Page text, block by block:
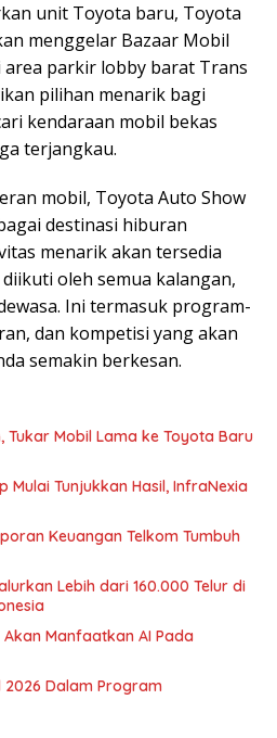
unit Toyota baru, Toyota
menggelar Bazaar Mobil
area parkir lobby barat Trans
pilihan menarik bagi
kendaraan mobil bekas
terjangkau.
mobil, Toyota Auto Show
destinasi hiburan
menarik akan tersedia
oleh semua kalangan,
Ini termasuk program-
dan kompetisi yang akan
semakin berkesan.
Tukar Mobil Lama ke Toyota Baru
Mulai Tunjukkan Hasil, InfraNexia
Keuangan Telkom Tumbuh
Lebih dari 160.000 Telur di
Akan Manfaatkan AI Pada
2026 Dalam Program